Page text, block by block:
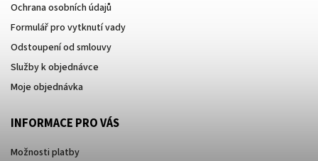
Ochrana osobních údajů
Formulář pro vytknutí vady
Odstoupení od smlouvy
Služby k objednávce
Moje objednávka
INFORMACE PRO VÁS
Možnosti platby